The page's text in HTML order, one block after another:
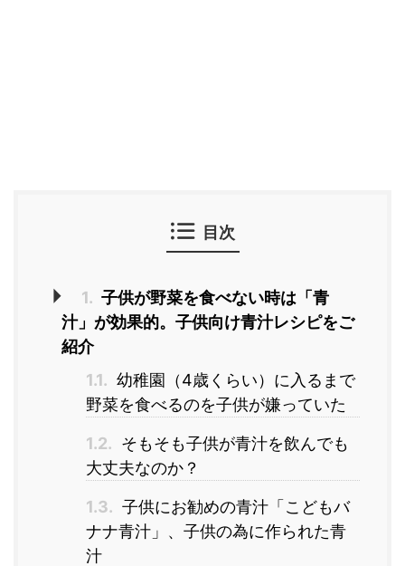
目次
1. 子供が野菜を食べない時は「青
汁」が効果的。子供向け青汁レシピをご
紹介
1.1. 幼稚園（4歳くらい）に入るまで
野菜を食べるのを子供が嫌っていた
1.2. そもそも子供が青汁を飲んでも
大丈夫なのか？
1.3. 子供にお勧めの青汁「こどもバ
ナナ青汁」、子供の為に作られた青
汁